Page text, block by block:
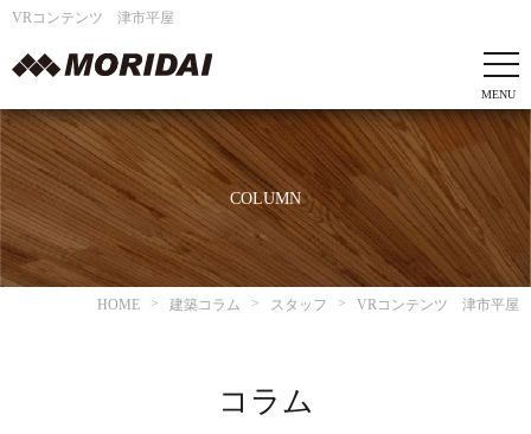
VRコンテンツ 津市平屋
COLUMN
HOME 建築コラム スタッフ VRコンテンツ 津市平屋
コラム